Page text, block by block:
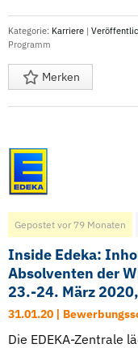
Kategorie: Karriere |
Programm
Merken
Gepostet vor 79 Monaten
Inside Edeka:
Absolventen der
23.-24. März
31.01.20 |
Die EDEKA-Zentrale